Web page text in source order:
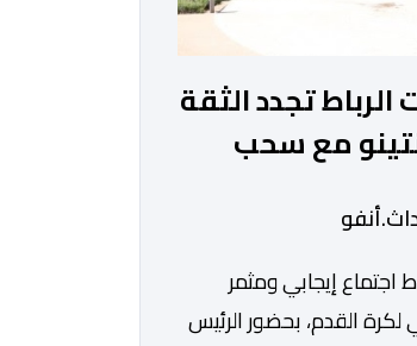
الرباط تجدد الثقة
مع سحب
اجتماع إيجابي ومثمر
لكرة القدم، بحضور الرئيس